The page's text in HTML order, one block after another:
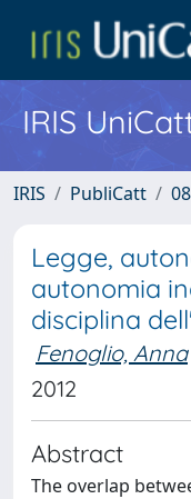
IRIS
IRIS PubliCatt
Legge,
autonomia
disciplina
Fenoglio, Anna
2012
Abstract
The overlap